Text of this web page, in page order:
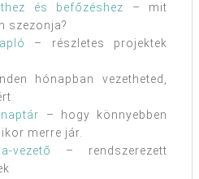
és befőzéshez – mit
szezonja?
– részletes projektek
hónapban vezetheted,
– hogy könnyebben
merre jár.
vezető
– rendszerezett